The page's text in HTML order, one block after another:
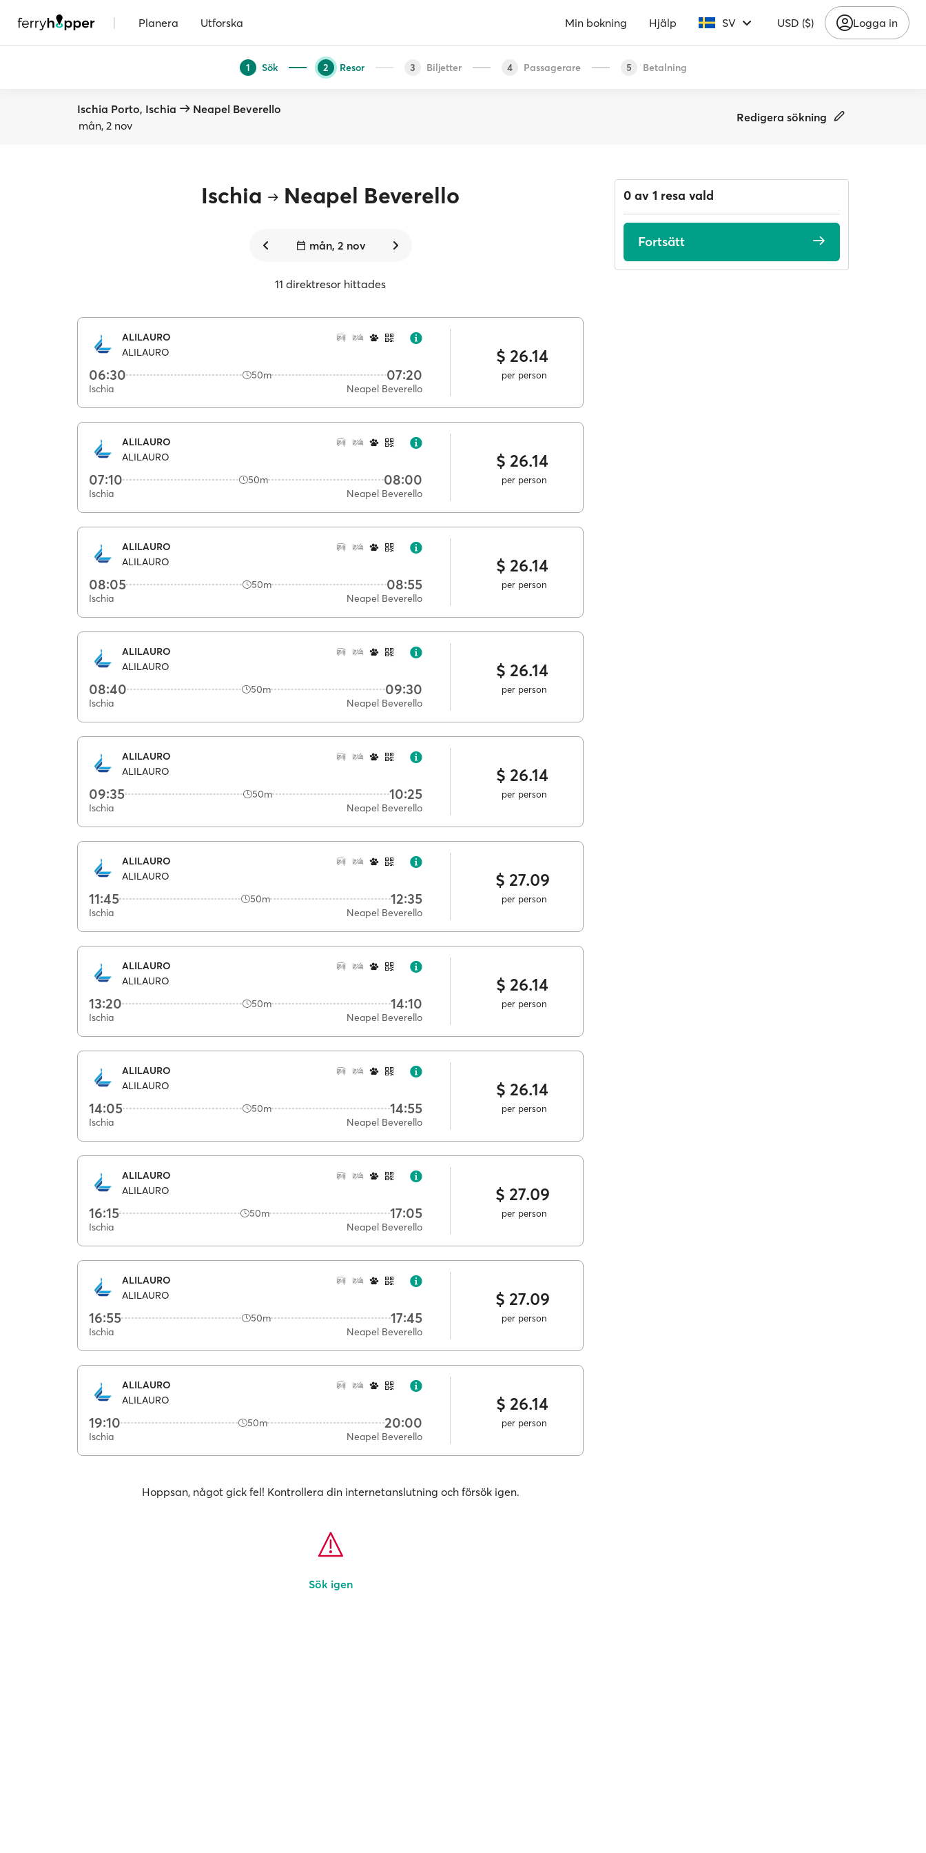
| Planera Utforska Min bokning Hjälp SV USD ($) Logga in
1 Sök 2 Resor 3 Biljetter 4 Passagerare 5 Betalning
Ischia Porto, Ischia
Neapel Beverello
mån, 2 nov
Redigera sökning
Ischia Neapel Beverello
mån, 2 nov
11 direktresor hittades
ALILAURO
ALILAURO
06:30 50m 07:20
Ischia Neapel Beverello
$ 26.14
per person
ALILAURO
ALILAURO
07:10 50m 08:00
Ischia Neapel Beverello
$ 26.14
per person
ALILAURO
ALILAURO
08:05 50m 08:55
Ischia Neapel Beverello
$ 26.14
per person
ALILAURO
ALILAURO
08:40 50m 09:30
Ischia Neapel Beverello
$ 26.14
per person
ALILAURO
ALILAURO
09:35 50m 10:25
Ischia Neapel Beverello
$ 26.14
per person
ALILAURO
ALILAURO
11:45 50m 12:35
Ischia Neapel Beverello
$ 27.09
per person
ALILAURO
ALILAURO
13:20 50m 14:10
Ischia Neapel Beverello
$ 26.14
per person
ALILAURO
ALILAURO
14:05 50m 14:55
Ischia Neapel Beverello
$ 26.14
per person
ALILAURO
ALILAURO
16:15 50m 17:05
Ischia Neapel Beverello
$ 27.09
per person
ALILAURO
ALILAURO
16:55 50m 17:45
Ischia Neapel Beverello
$ 27.09
per person
ALILAURO
ALILAURO
19:10 50m 20:00
Ischia Neapel Beverello
$ 26.14
per person
Hoppsan, något gick fel! Kontrollera din internetanslutning och försök igen.
Sök igen
0 av 1 resa vald
Fortsätt